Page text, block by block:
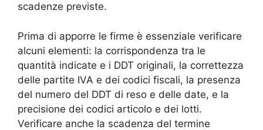
scadenze previste.
Prima di apporre le firme è essenziale verificare
alcuni elementi: la corrispondenza tra le
quantità indicate e i DDT originali, la correttezza
delle partite IVA e dei codici fiscali, la presenza
del numero del DDT di reso e delle date, e la
precisione dei codici articolo e dei lotti.
Verificare anche la scadenza del termine